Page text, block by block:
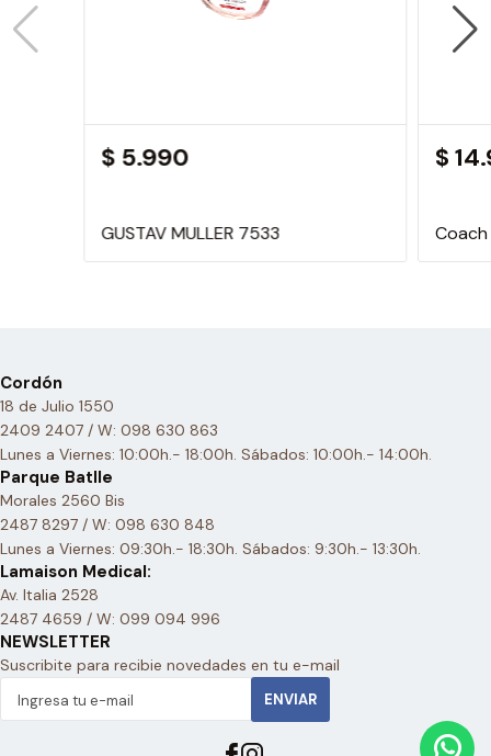
$ 5.990
GUSTAV MULLER 7533
$
Cordón
18 de Julio 1550
2409 2407 / W: 098 630 863
Lunes a Viernes: 10:00h.- 18:00h. Sábados: 10:00h.- 14:00h.
Parque Batlle
Morales 2560 Bis
2487 8297 / W: 098 630 848
Lunes a Viernes: 09:30h.- 18:30h. Sábados: 9:30h.- 13:30h.
Lamaison Medical:
Av. Italia 2528
2487 4659 / W: 099 094 996
NEWSLETTER
Suscribite para recibie novedades en tu e-mail
ENVIAR